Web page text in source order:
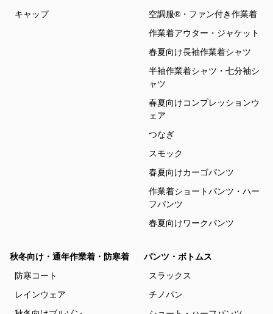
キャップ
空調服®・ファン付き作業着
作業着アウター・ジャケット
春夏向け長袖作業着シャツ
半袖作業着シャツ・七分袖シ
ャツ
春夏向けコンプレッションウ
ェア
つなぎ
スモック
春夏向けカーゴパンツ
作業着ショートパンツ・ハー
フパンツ
春夏向けワークパンツ
秋冬向け・通年作業着・防寒着
防寒コート
レインウェア
パンツ・ボトムス
スラックス
チノパン